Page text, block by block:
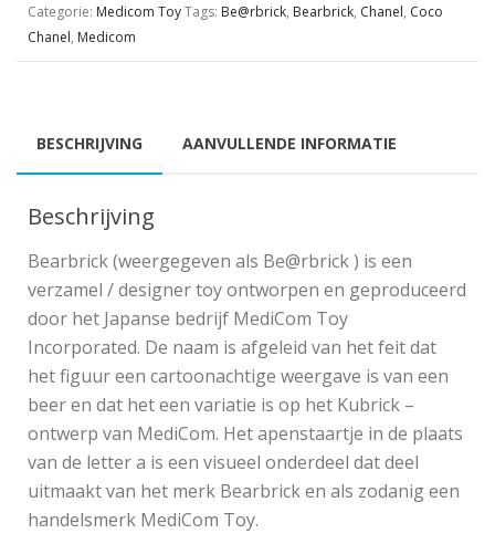
Categorie: Medicom ToyTags: Be@rbrick, Bearbrick, Chanel, Coco
Chanel, Medicom
BESCHRIJVING AANVULLENDE INFORMATIE
Beschrijving
Bearbrick (weergegeven als Be@rbrick ) is een
verzamel / designer toy ontworpen en geproduceerd
door het Japanse bedrijf MediCom Toy
Incorporated. De naam is afgeleid van het feit dat
het figuur een cartoonachtige weergave is van een
beer en dat het een variatie is op het Kubrick –
ontwerp van MediCom. Het apenstaartje in de plaats
van de letter a is een visueel onderdeel dat deel
uitmaakt van het merk Bearbrick en als zodanig een
handelsmerk MediCom Toy.